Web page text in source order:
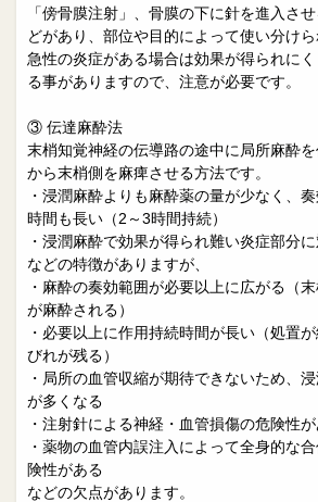
「傍骨膜注射」、骨膜の下に針を進入さ
どがあり、部位や目的によって使い分けら
急性の炎症がある場合は効果が得られに
る事がありますので、注意が必要です。
③ 伝達麻酔法
末梢知覚神経の伝導路の途中に局所麻酔
から末梢側を麻痺させる方法です。
・浸潤麻酔よりも麻酔薬の量が少なく、
時間も長い（2～3時間持続）
・浸潤麻酔で効果が得られ難い炎症部分
などの特徴がありますが、
・麻酔の奏効範囲が必要以上に広がる（
が麻酔される）
・必要以上に作用持続時間が長い（処置
びれが残る）
・局所の血管収縮が期待できないため、
が多くなる
・注射針による神経・血管損傷の危険性
・薬物の血管内誤注入によって全身的な
険性がある
などの欠点があります。